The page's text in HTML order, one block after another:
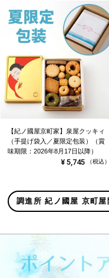
【紀ノ國屋京町家】泉屋クッキィ
（手提げ袋入／夏限定包装）（賞
味期限：2026年8月17日以降）
¥ 5,745 （税込）
調進所 紀ノ國屋 京町屋